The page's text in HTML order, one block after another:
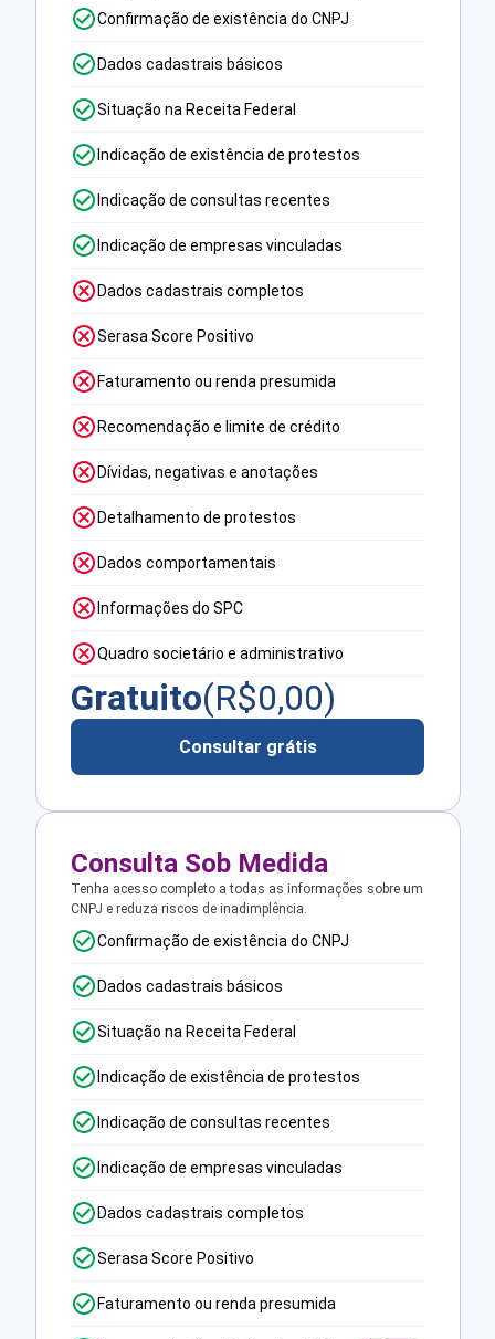
Confirmação de existência do CNPJ
Dados cadastrais básicos
Situação na Receita Federal
Indicação de existência de protestos
Indicação de consultas recentes
Indicação de empresas vinculadas
Dados cadastrais completos
Serasa Score Positivo
Faturamento ou renda presumida
Recomendação e limite de crédito
Dívidas, negativas e anotações
Detalhamento de protestos
Dados comportamentais
Informações do SPC
Quadro societário e administrativo
Gratuito(R$0,00)
Consultar grátis
Consulta Sob Medida
Tenha acesso completo a todas as informações sobre um
CNPJ e reduza riscos de inadimplência.
Confirmação de existência do CNPJ
Dados cadastrais básicos
Situação na Receita Federal
Indicação de existência de protestos
Indicação de consultas recentes
Indicação de empresas vinculadas
Dados cadastrais completos
Serasa Score Positivo
Faturamento ou renda presumida